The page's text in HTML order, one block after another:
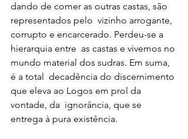
dando de comer as outras castas, são
representados pelo  vizinho arrogante,
corrupto e encarcerado. Perdeu-se a
hierarquia entre  as castas e vivemos no
mundo material dos sudras. Em suma,
é a total  decadência do discernimento
que eleva ao Logos em prol da
vontade, da  ignorância, que se
entrega à pura existência.